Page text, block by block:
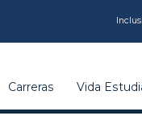
Carreras Vida